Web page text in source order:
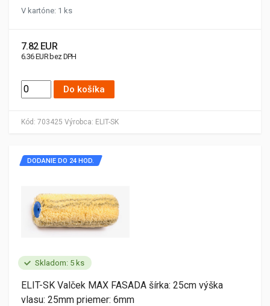
Kód: 703425 Výrobca: ELIT-SK
V kartóne: 1 ks
7.82 EUR
6.36 EUR bez DPH
Do košíka
Skladom: 5 ks
DODANIE DO 24 HOD.
ELIT-SK Valček MAX FASADA šírka: 25cm výška
vlasu: 25mm priemer: 6mm